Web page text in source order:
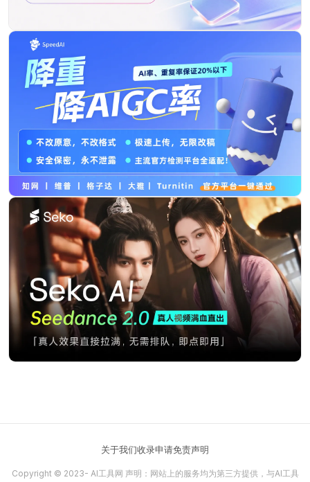
关于我们收录申请免责声明
Copyright © 2023- AI工具网 声明：网站上的服务均为第三方提供，与AI工具